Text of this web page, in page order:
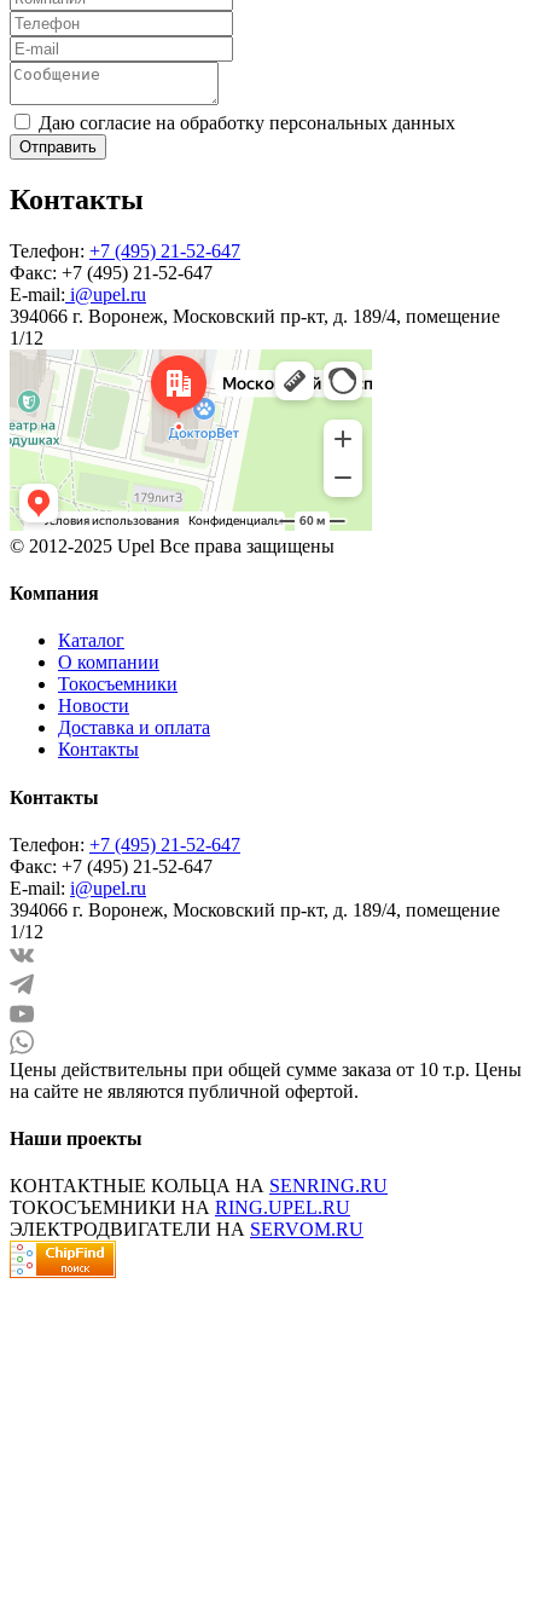
Даю согласие на обработку персональных данных
Отправить
Контакты
Телефон: +7 (495) 21-52-647
Факс: +7 (495) 21-52-647
E-mail: i@upel.ru
394066 г. Воронеж, Московский пр-кт, д. 189/4, помещение
1/12
© 2012-2025 Upel Все права защищены
Компания
Каталог
О компании
Токосъемники
Новости
Доставка и оплата
Контакты
Контакты
Телефон: +7 (495) 21-52-647
Факс: +7 (495) 21-52-647
E-mail: i@upel.ru
394066 г. Воронеж, Московский пр-кт, д. 189/4, помещение
1/12
Цены действительны при общей сумме заказа от 10 т.р. Цены
на сайте не являются публичной офертой.
Наши проекты
КОНТАКТНЫЕ КОЛЬЦА НА SENRING.RU
ТОКОСЪЕМНИКИ НА RING.UPEL.RU
ЭЛЕКТРОДВИГАТЕЛИ НА SERVOM.RU